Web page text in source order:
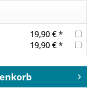
19,90 € *
19,90 € *